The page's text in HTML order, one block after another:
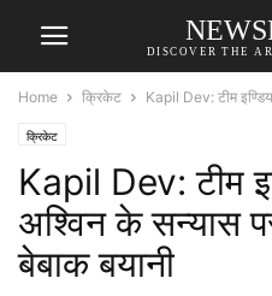
DISCOVER THE
Home क्रिकेट Kapil Dev: टीम
क्रिकेट
Kapil Dev: टीम
अश्विन के सन्यास
बेबाक बयानी